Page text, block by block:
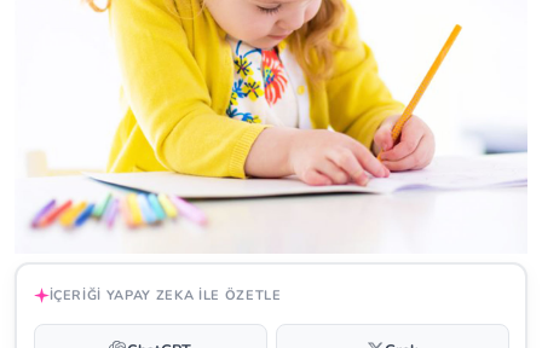
İÇERIĞI YAPAY ZEKA ILE ÖZETLE